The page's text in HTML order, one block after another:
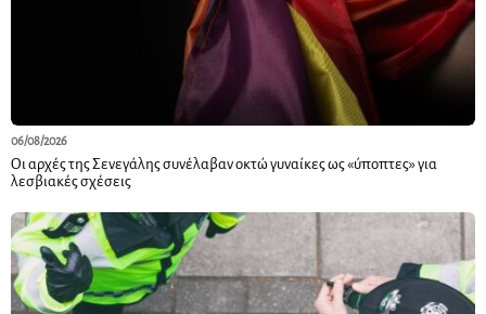
06/08/2026
Οι αρχές της Σενεγάλης συνέλαβαν οκτώ γυναίκες ως «ύποπτες» για
λεσβιακές σχέσεις